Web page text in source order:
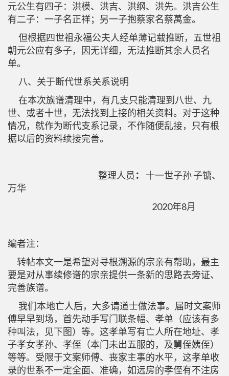
元公生有四子：洪模、洪吉、洪纲、洪先。洪吉公生
有二子：一子名正祥；另一子抱蔡家名蔡萬金。
但根据四世祖永福公夫人经单薄记载推断，五世祖
朝元公应有多子，因无详细，无法推断其余人员名
单。
八、关于断代世系关系说明
在本次族谱清理中，有几支只能清理到八世、九
世、或者十世，无法找到上接的相关资料。对于这种
情况，就作为断代支系记录，不作随便乱接，只有根
据以后的资料续接完善。
整理人员 ： 十一世子孙 子镛、
万华
2020年8月
编者注：
转帖本文一是希望对寻根溯源的宗亲有帮助，最主
要是对从事续修谱的宗亲提供一条新的思路去旁证、
完善族谱。
我们本地亡人后，大多请道士做法事。届时文案师
傅早早到场，首先动手写门联条幅、孝单（应该有多
种叫法，见下图）等。这孝单写有亡人所在地址、孝
子孝女孝孙、孝侄（本门未出五服的，及舅侄姨侄）
等等。受限于文案师傅、丧家主事的水平，这孝单收
录的世系不一定全面、准确，如远房的孝侄有不注房